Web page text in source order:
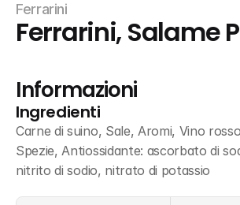
Ferrarini
Ferrarini, Salame
Informazioni
Ingredienti
Carne di suino, Sale, Aromi, Vino
Spezie, Antiossidante: ascorbato di
nitrito di sodio, nitrato di potassio